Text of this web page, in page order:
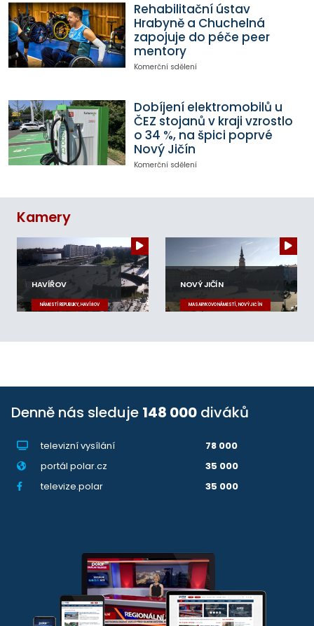
Rehabilitační ústav
Hrabyně a Chuchelná
zapojuje do péče peer
mentory
Komerční sdělení
Dobíjení elektromobilů u
ČEZ stojanů v kraji vzrostlo
o 34 %, na špici poprvé
Nový Jičín
Komerční sdělení
Kamery
HAVÍŘOV
NÁMĚSTÍ REPUBLIKY, HAVÍŘOV
NOVÝ JIČÍN
MASARYKOVO NÁMĚSTÍ, NOVÝ JIČÍN
Denně nás sleduje 148 000 diváků
televizní vysílání
78 000
portál polar.cz
35 000
televize.polar
35 000